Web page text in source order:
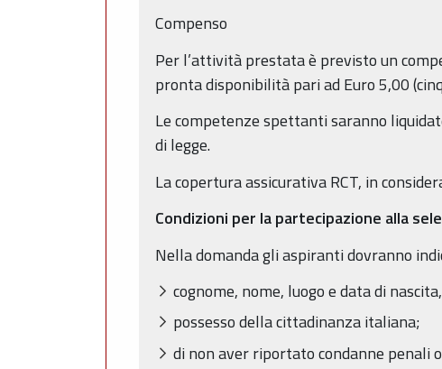
Compenso
Per l’attività prestata è previsto un
pronta disponibilità pari ad Euro 5,00
Le competenze spettanti saranno
di legge.
La copertura assicurativa RCT, in
Condizioni per la partecipazione alla
Nella domanda gli aspiranti dovranno
cognome, nome, luogo e data di
possesso della cittadinanza italiana;
di non aver riportato condanne penali